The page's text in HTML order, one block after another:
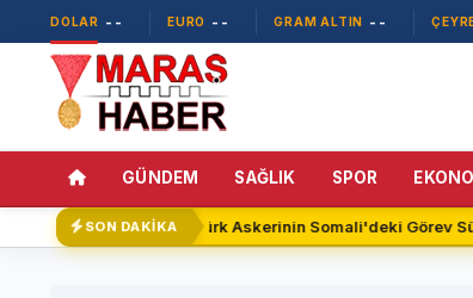
DOLAR -- EURO -- GRAM ALTIN --
GÜNDEM SAĞLIK SPOR
SON DAKİKA Türk Askerinin Somali'deki Görev